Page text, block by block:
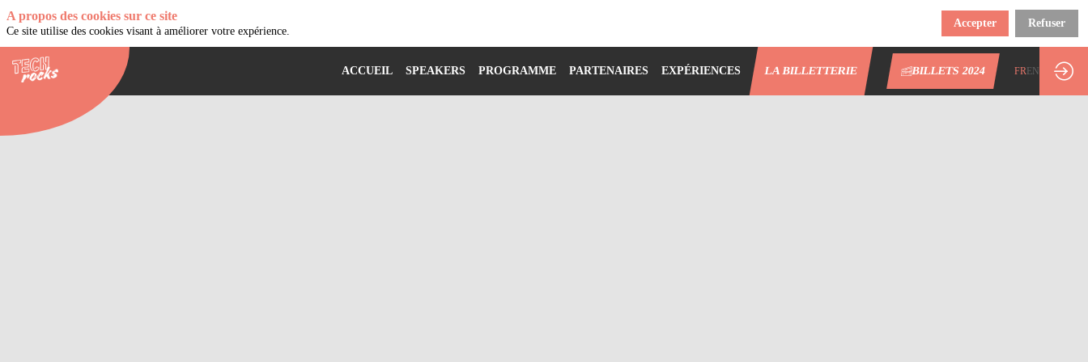
ACCUEIL SPEAKERS PROGRAMME PARTENAIRES EXPÉRIENCES LA BILLETTERIE BILLETS 2024 FREN
A propos des cookies sur ce site
Ce site utilise des cookies visant à améliorer votre expérience.
Accepter Refuser